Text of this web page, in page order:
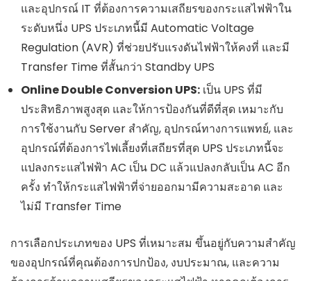
และอุปกรณ์ IT ที่ต้องการความเสถียรของกระแสไฟฟ้าใน
ระดับหนึ่ง UPS ประเภทนี้มี Automatic Voltage
Regulation (AVR) ที่ช่วยปรับแรงดันไฟฟ้าให้คงที่ และมี
Transfer Time ที่สั้นกว่า Standby UPS
Online Double Conversion UPS: เป็น UPS ที่มี
ประสิทธิภาพสูงสุด และให้การป้องกันที่ดีที่สุด เหมาะกับ
การใช้งานกับ Server สำคัญ, อุปกรณ์ทางการแพทย์, และ
อุปกรณ์ที่ต้องการไฟเลี้ยงที่เสถียรที่สุด UPS ประเภทนี้จะ
แปลงกระแสไฟฟ้า AC เป็น DC แล้วแปลงกลับเป็น AC อีก
ครั้ง ทำให้กระแสไฟฟ้าที่จ่ายออกมามีความสะอาด และ
ไม่มี Transfer Time
การเลือกประเภทของ UPS ที่เหมาะสม ขึ้นอยู่กับความสำคัญ
ของอุปกรณ์ที่คุณต้องการปกป้อง, งบประมาณ, และความ